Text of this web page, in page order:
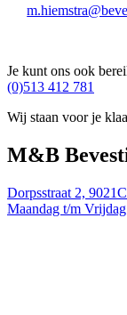
Je kunt ons ook
(0)513 412 781
Wij staan voor je
M&B
Dorpsstraat 2,
Maandag t/m